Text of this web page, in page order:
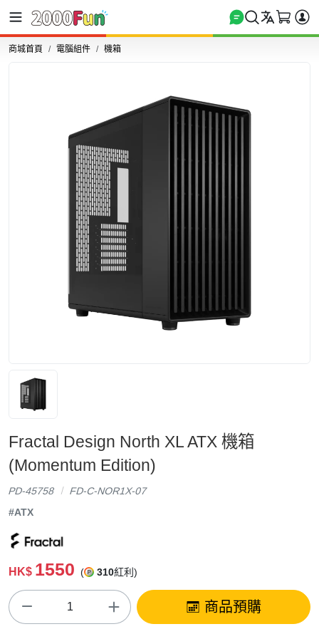
商城首頁 電腦組件 機箱
Fractal Design North XL ATX 機箱
(Momentum Edition)
PD-45758
FD-C-NOR1X-07
#ATX
HK$ 1550 ( 310紅利)
商品預購